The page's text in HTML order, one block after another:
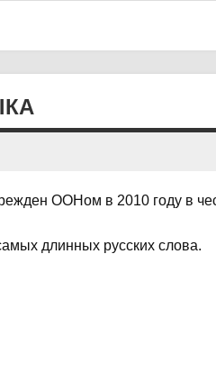
ООНом в 2010 году в
длинных русских слова.